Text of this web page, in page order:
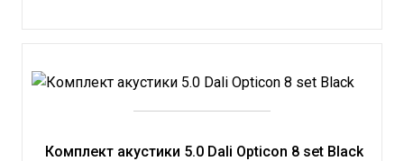
Комплект акустики 5.0 Dali Opticon 8 set Black